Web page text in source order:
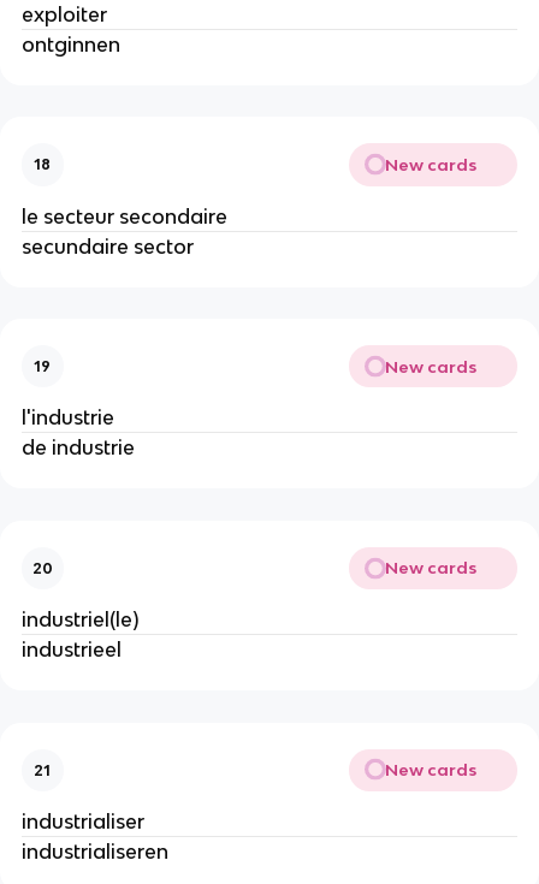
exploiter
ontginnen
18 New cards
le secteur secondaire
secundaire sector
19 New cards
l'industrie
de industrie
20 New cards
industriel(le)
industrieel
21 New cards
industrialiser
industrialiseren